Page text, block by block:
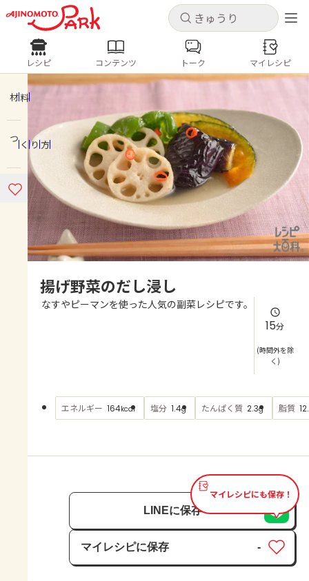
キャンセル
ログインするとレシピを保存できます
ホーム
コンテンツ
レシピ
よくあるお問い合わせ
キャンセル
レシピ コンテンツ
人気の食材・レシピ
きゅうり なす トマト
とうもろこし
ピーマン
みょうが ゴーヤ
レシピ コンテンツ トーク マイレシピ
材料
つくり方
揚げ野菜のだし浸し
なすやピーマンを使った人気の副菜レシピです。
15分
(時間外を除
く)
エネルギー 164kcal 塩分 1.4g たんぱく質 2.3g 脂質
マイレシピにも保存！
LINEに保存
マイレシピに保存
保存済み
-